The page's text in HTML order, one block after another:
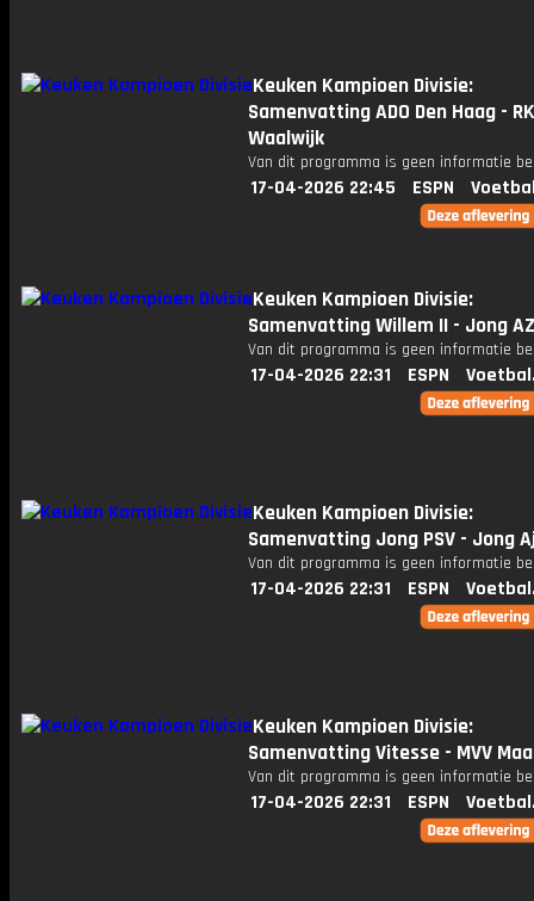
Keuken Kampioen Divisie:
Samenvatting ADO Den Haag -
Waalwijk
Van dit programma is geen informatie
17-04-2026 22:45 ESPN
Keuken Kampioen Divisie:
Samenvatting Willem II - Jong AZ
Van dit programma is geen informatie
17-04-2026 22:31 ESPN
Keuken Kampioen Divisie:
Samenvatting Jong PSV - Jong
Van dit programma is geen informatie
17-04-2026 22:31 ESPN
Keuken Kampioen Divisie:
Samenvatting Vitesse - MVV
Van dit programma is geen informatie
17-04-2026 22:31 ESPN